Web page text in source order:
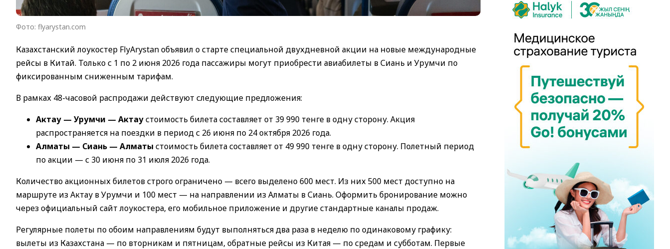
Фото: flyarystan.com
Казахстанский лоукостер FlyArystan объявил о старте специальной двухдневной акции на новые международные
рейсы в Китай. Только с 1 по 2 июня 2026 года пассажиры могут приобрести авиабилеты в Сиань и Урумчи по
фиксированным сниженным тарифам.
В рамках 48-часовой распродажи действуют следующие предложения:
Актау — Урумчи — Актаустоимость билета составляет от 39 990 тенге в одну сторону. Акция
распространяется на поездки в период с 26 июня по 24 октября 2026 года.
Алматы — Сиань — Алматы стоимость билета составляет от 49 990 тенге в одну сторону. Полетный период
по акции — с 30 июня по 31 июля 2026 года.
Количество акционных билетов строго ограничено — всего выделено 600 мест. Из них 500 мест доступно на
маршруте из Актау в Урумчи и 100 мест — на направлении из Алматы в Сиань. Оформить бронирование можно
через официальный сайт лоукостера, его мобильное приложение и другие стандартные каналы продаж.
Регулярные полеты по обоим направлениям будут выполняться два раза в неделю по одинаковому графику:
вылеты из Казахстана — по вторникам и пятницам, обратные рейсы из Китая — по средам и субботам. Первые